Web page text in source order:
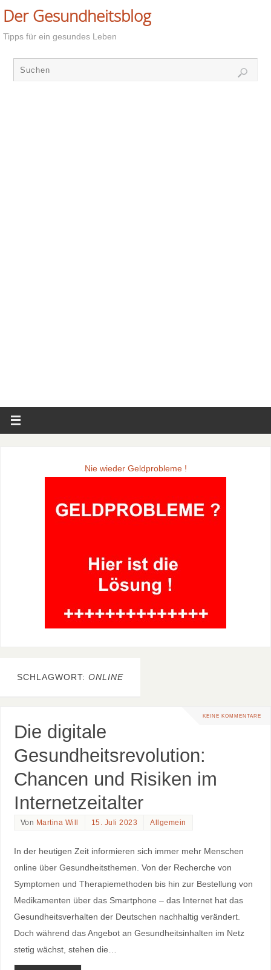
Der Gesundheitsblog
Tipps für ein gesundes Leben
Nie wieder Geldprobleme !
SCHLAGWORT: ONLINE
KEINE KOMMENTARE
Die digitale
Gesundheitsrevolution:
Chancen und Risiken im
Internetzeitalter
Von Martina Will 15. Juli 2023 Allgemein
In der heutigen Zeit informieren sich immer mehr Menschen
online über Gesundheitsthemen. Von der Recherche von
Symptomen und Therapiemethoden bis hin zur Bestellung von
Medikamenten über das Smartphone – das Internet hat das
Gesundheitsverhalten der Deutschen nachhaltig verändert.
Doch während das Angebot an Gesundheitsinhalten im Netz
stetig wächst, stehen die…